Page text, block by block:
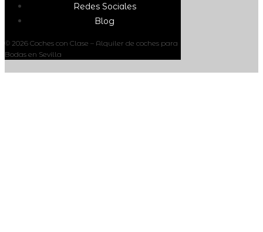
Redes Sociales
Blog
© 2026 Coches con Clase – Alquiler de coches para
Bodas en Sevilla